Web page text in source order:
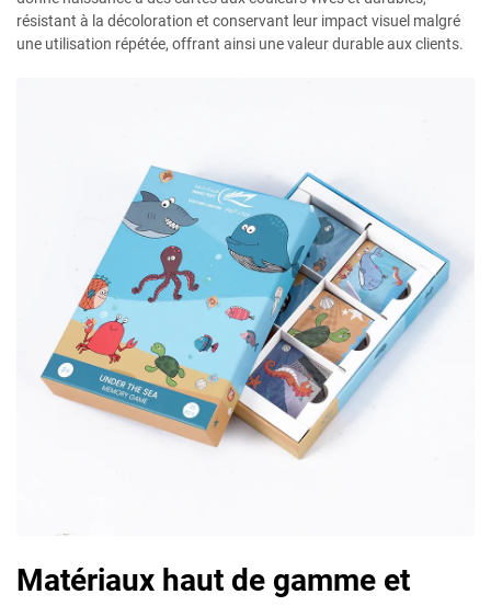
résistant à la décoloration et conservant leur impact visuel malgré
une utilisation répétée, offrant ainsi une valeur durable aux clients.
Matériaux haut de gamme et